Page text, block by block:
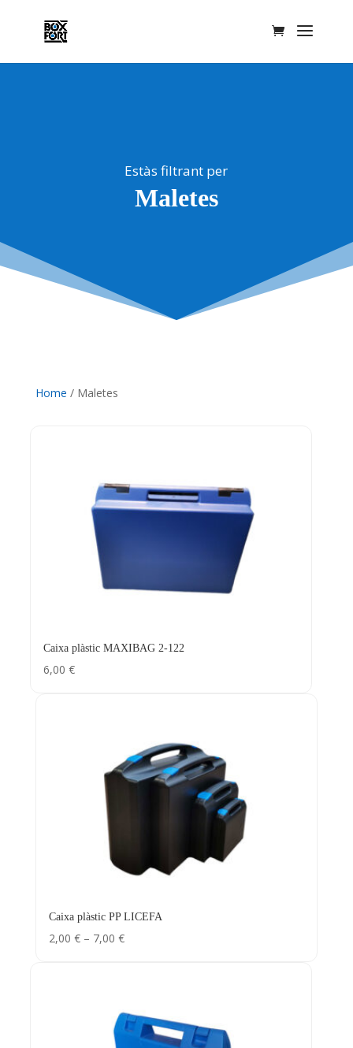
Estàs filtrant per
Maletes
Home / Maletes
Caixa plàstic MAXIBAG 2-122
6,00 €
Caixa plàstic PP LICEFA
2,00 € – 7,00 €Interval
a
7,00 €